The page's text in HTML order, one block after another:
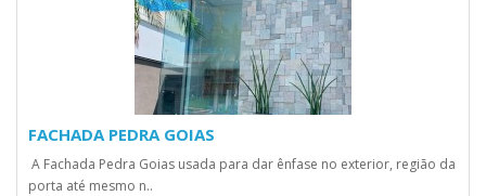
FACHADA PEDRA GOIAS
A Fachada Pedra Goias usada para dar ênfase no exterior, região da
porta até mesmo n..